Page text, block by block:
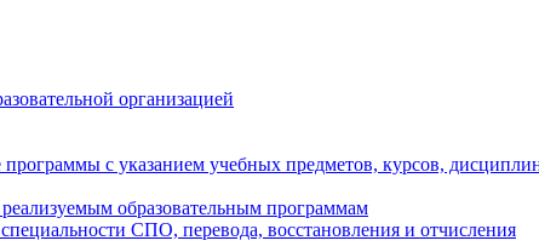
организацией
программы с указанием учебных предметов, курсов,
образовательным программам
СПО, перевода, восстановления и отчисления